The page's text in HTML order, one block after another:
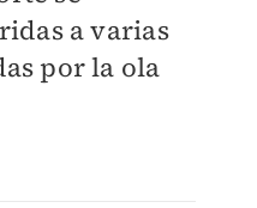
a varias
por la ola